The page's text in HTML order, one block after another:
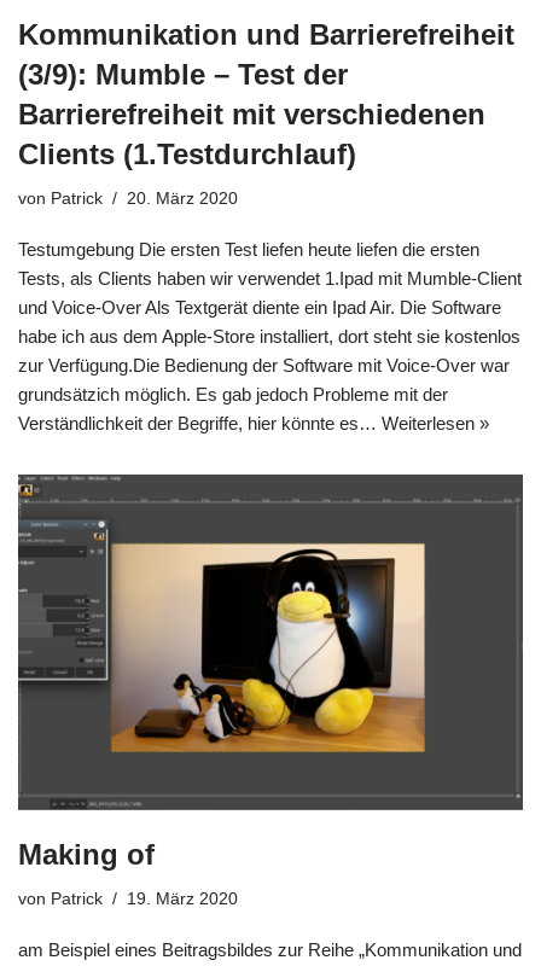
Kommunikation und Barrierefreiheit
(3/9): Mumble – Test der
Barrierefreiheit mit verschiedenen
Clients (1.Testdurchlauf)
von Patrick 20. März 2020
Testumgebung Die ersten Test liefen heute liefen die ersten
Tests, als Clients haben wir verwendet 1.Ipad mit Mumble-Client
und Voice-Over Als Textgerät diente ein Ipad Air. Die Software
habe ich aus dem Apple-Store installiert, dort steht sie kostenlos
zur Verfügung.Die Bedienung der Software mit Voice-Over war
grundsätzich möglich. Es gab jedoch Probleme mit der
Verständlichkeit der Begriffe, hier könnte es… Weiterlesen »
Making of
von Patrick 19. März 2020
am Beispiel eines Beitragsbildes zur Reihe „Kommunikation und